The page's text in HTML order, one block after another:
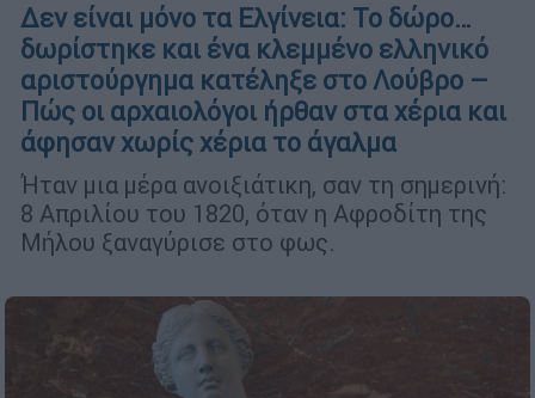
Δεν είναι μόνο τα Ελγίνεια: Το δώρο…
δωρίστηκε και ένα κλεμμένο ελληνικό
αριστούργημα κατέληξε στο Λούβρο –
Πώς οι αρχαιολόγοι ήρθαν στα χέρια και
άφησαν χωρίς χέρια το άγαλμα
Ήταν μια μέρα ανοιξιάτικη, σαν τη σημερινή:
8 Απριλίου του 1820, όταν η Αφροδίτη της
Μήλου ξαναγύρισε στο φως.